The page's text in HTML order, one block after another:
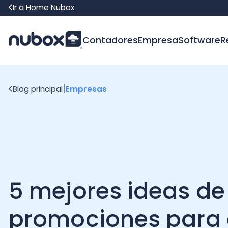
Ir a Home Nubox
ContadoresEmpresaSoftware
5 mejores ideas de
promociones para el